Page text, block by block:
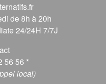
de 8h à 20h
24/24H 7/7J
56 56 *
local)